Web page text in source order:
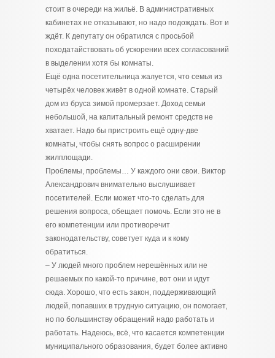
стоит в очереди на жильё. В административных
кабинетах не отказывают, но надо подождать. Вот и
ждёт. К депутату он обратился с просьбой
походатайствовать об ускорении всех согласований
в выделении хотя бы комнаты.
Ещё одна посетительница жалуется, что семья из
четырёх человек живёт в одной комнате. Старый
дом из бруса зимой промерзает. Доход семьи
небольшой, на капитальный ремонт средств не
хватает. Надо бы пристроить ещё одну-две
комнаты, чтобы снять вопрос о расширении
жилплощади.
Проблемы, проблемы… У каждого они свои. Виктор
Александрович внимательно выслушивает
посетителей. Если может что-то сделать для
решения вопроса, обещает помочь. Если это не в
его компетенции или противоречит
законодательству, советует куда и к кому
обратиться.
– У людей много проблем нерешённых или не
решаемых по какой-то причине, вот они и идут
сюда. Хорошо, что есть закон, поддерживающий
людей, попавших в трудную ситуацию, он помогает,
но по большинству обращений надо работать и
работать. Надеюсь, всё, что касается компетенции
муниципального образования, будет более активно